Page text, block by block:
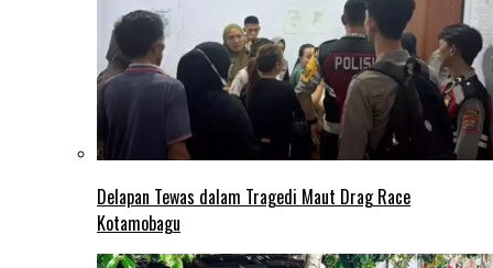
Delapan Tewas dalam Tragedi Maut Drag Race
Kotamobagu